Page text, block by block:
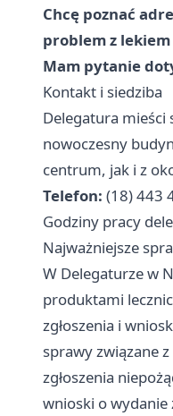
Chcę poznać
problem z lekiem
Mam pytanie
Kontakt i siedziba
Delegatura mieści
nowoczesny
centrum, jak i z
Telefon: (18) 443
Godziny pracy
Najważniejsze
W Delegaturze w
produktami
zgłoszenia i
sprawy związane
zgłoszenia
wnioski o